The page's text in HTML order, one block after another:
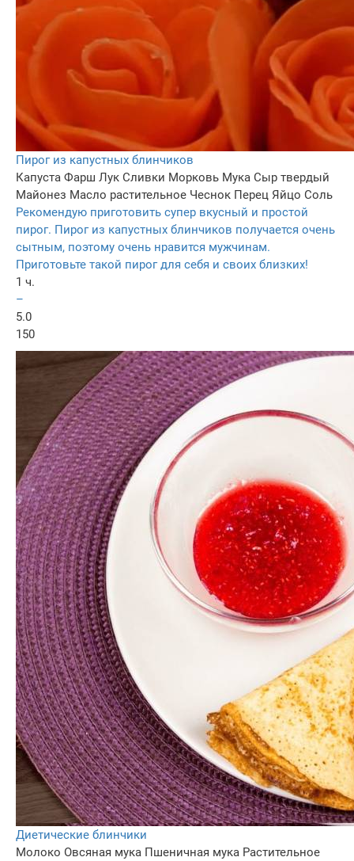
Пирог из капустных блинчиков
Капуста Фарш Лук Сливки Морковь Мука Сыр твердый
Майонез Масло растительное Чеснок Перец Яйцо Соль
Рекомендую приготовить супер вкусный и простой
пирог. Пирог из капустных блинчиков получается очень
сытным, поэтому очень нравится мужчинам.
Приготовьте такой пирог для себя и своих близких!
1 ч.
–
5.0
150
Диетические блинчики
Молоко Овсяная мука Пшеничная мука Растительное